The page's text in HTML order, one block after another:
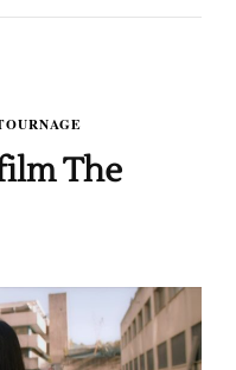
The